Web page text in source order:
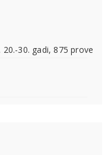
30. gadi, 875 prove